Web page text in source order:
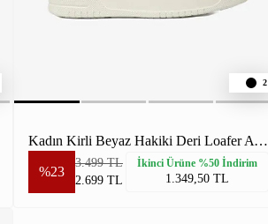
2
Kadın Kirli Beyaz Hakiki Deri Loafer Ayakkabı
%23
3.499 TL
2.699 TL
İkinci Ürüne %50 İndirim
1.349,50 TL